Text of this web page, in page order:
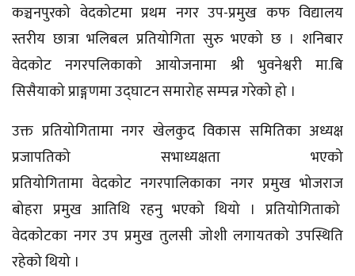
कञ्चनपुरको वेदकोटमाप्रथम नगर उप-प्रमुख कफ विद्यालय
स्तरीय छात्रा भलिबल प्रतियोगिता सुरु भएको छ । शनिबार
वेदकाेट नगरपलिकाको आयोजनामा श्री भुवनेश्वरीमा.बि
सिसैयाकोप्राङ्गणमाउद्घाटनसमारोह सम्पन्न गरेको हो ।
उक्त प्रतियोगितामा नगर खेलकुद विकास समितिका अध्यक्ष
प्रजापतिको सभाध्यक्षता भएको
प्रतियोगितामावेदकाेट नगरपालिकाका नगर प्रमुख भोजराज
बोहरा प्रमुखआतिथिरहनु भएको थियो । प्रतियोगिताको
वेदकाेटका नगर उप प्रमुख तुलसी जोशी लगायतको उपस्थिति
रहेको थियो ।